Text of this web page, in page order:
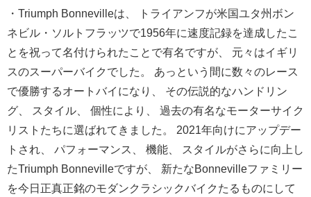
・Triumph Bonnevilleは、 トライアンフが米国ユタ州ボン
ネビル・ ソルトフラッツで1956年に速度記録を達成したこ
とを祝って名付けられたことで有名ですが、 元々はイギリ
スのスーパーバイクでした。 あっという間に数々のレース
で優勝するオートバイになり、 その伝説的なハンドリン
グ、 スタイル、 個性により、 過去の有名なモーターサイク
リストたちに選ばれてきました。 2021年向けにアップデー
トされ、 パフォーマンス、 機能、 スタイルがさらに向上し
たTriumph Bonnevilleですが、 新たなBonnevilleファミリー
を今日正真正銘のモダンク ラシックバイクたるものにして